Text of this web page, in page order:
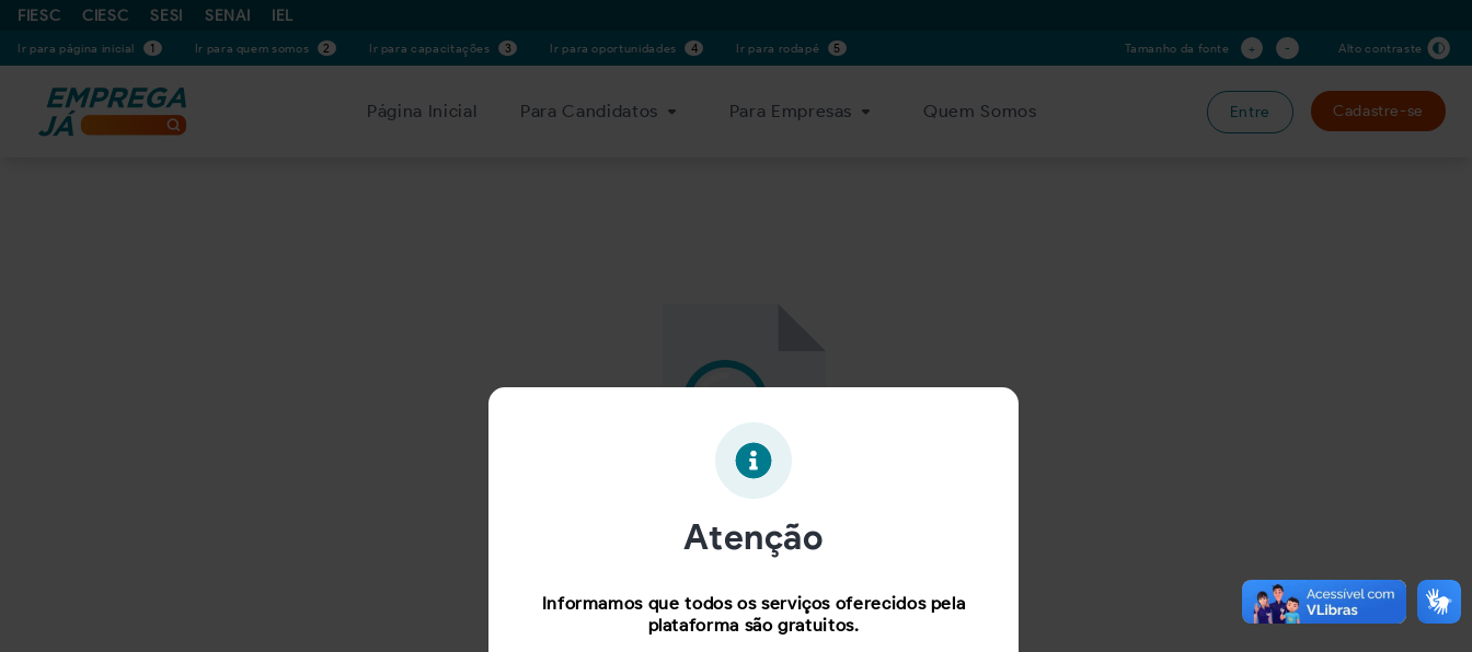
FIESC CIESC SESI SENAI IEL
Ir para página inicial 1 Ir para quem somos 2 Ir para capacitações 3 Ir para oportunidades 4 Ir para rodapé 5 Tamanho da fonte + - Alto contraste
Página Inicial Para Candidatos Para Empresas Quem Somos Entre Cadastre-se
Oportunidade expirada!
Atenção
Informamos que todos os serviços oferecidos pela
plataforma são gratuitos.